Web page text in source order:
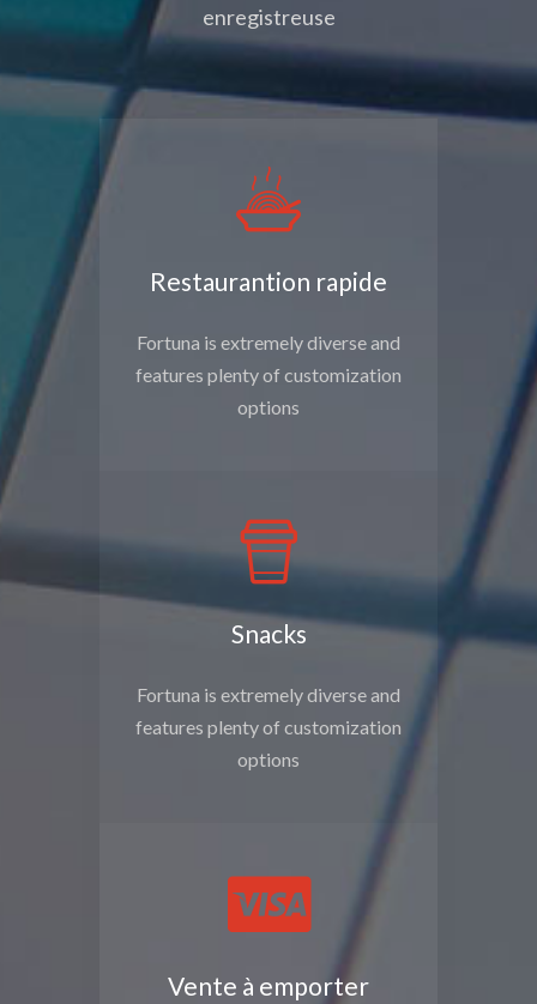
enregistreuse
Restaurantion rapide
Fortuna is extremely diverse and
features plenty of customization
options
Snacks
Fortuna is extremely diverse and
features plenty of customization
options
Vente à emporter